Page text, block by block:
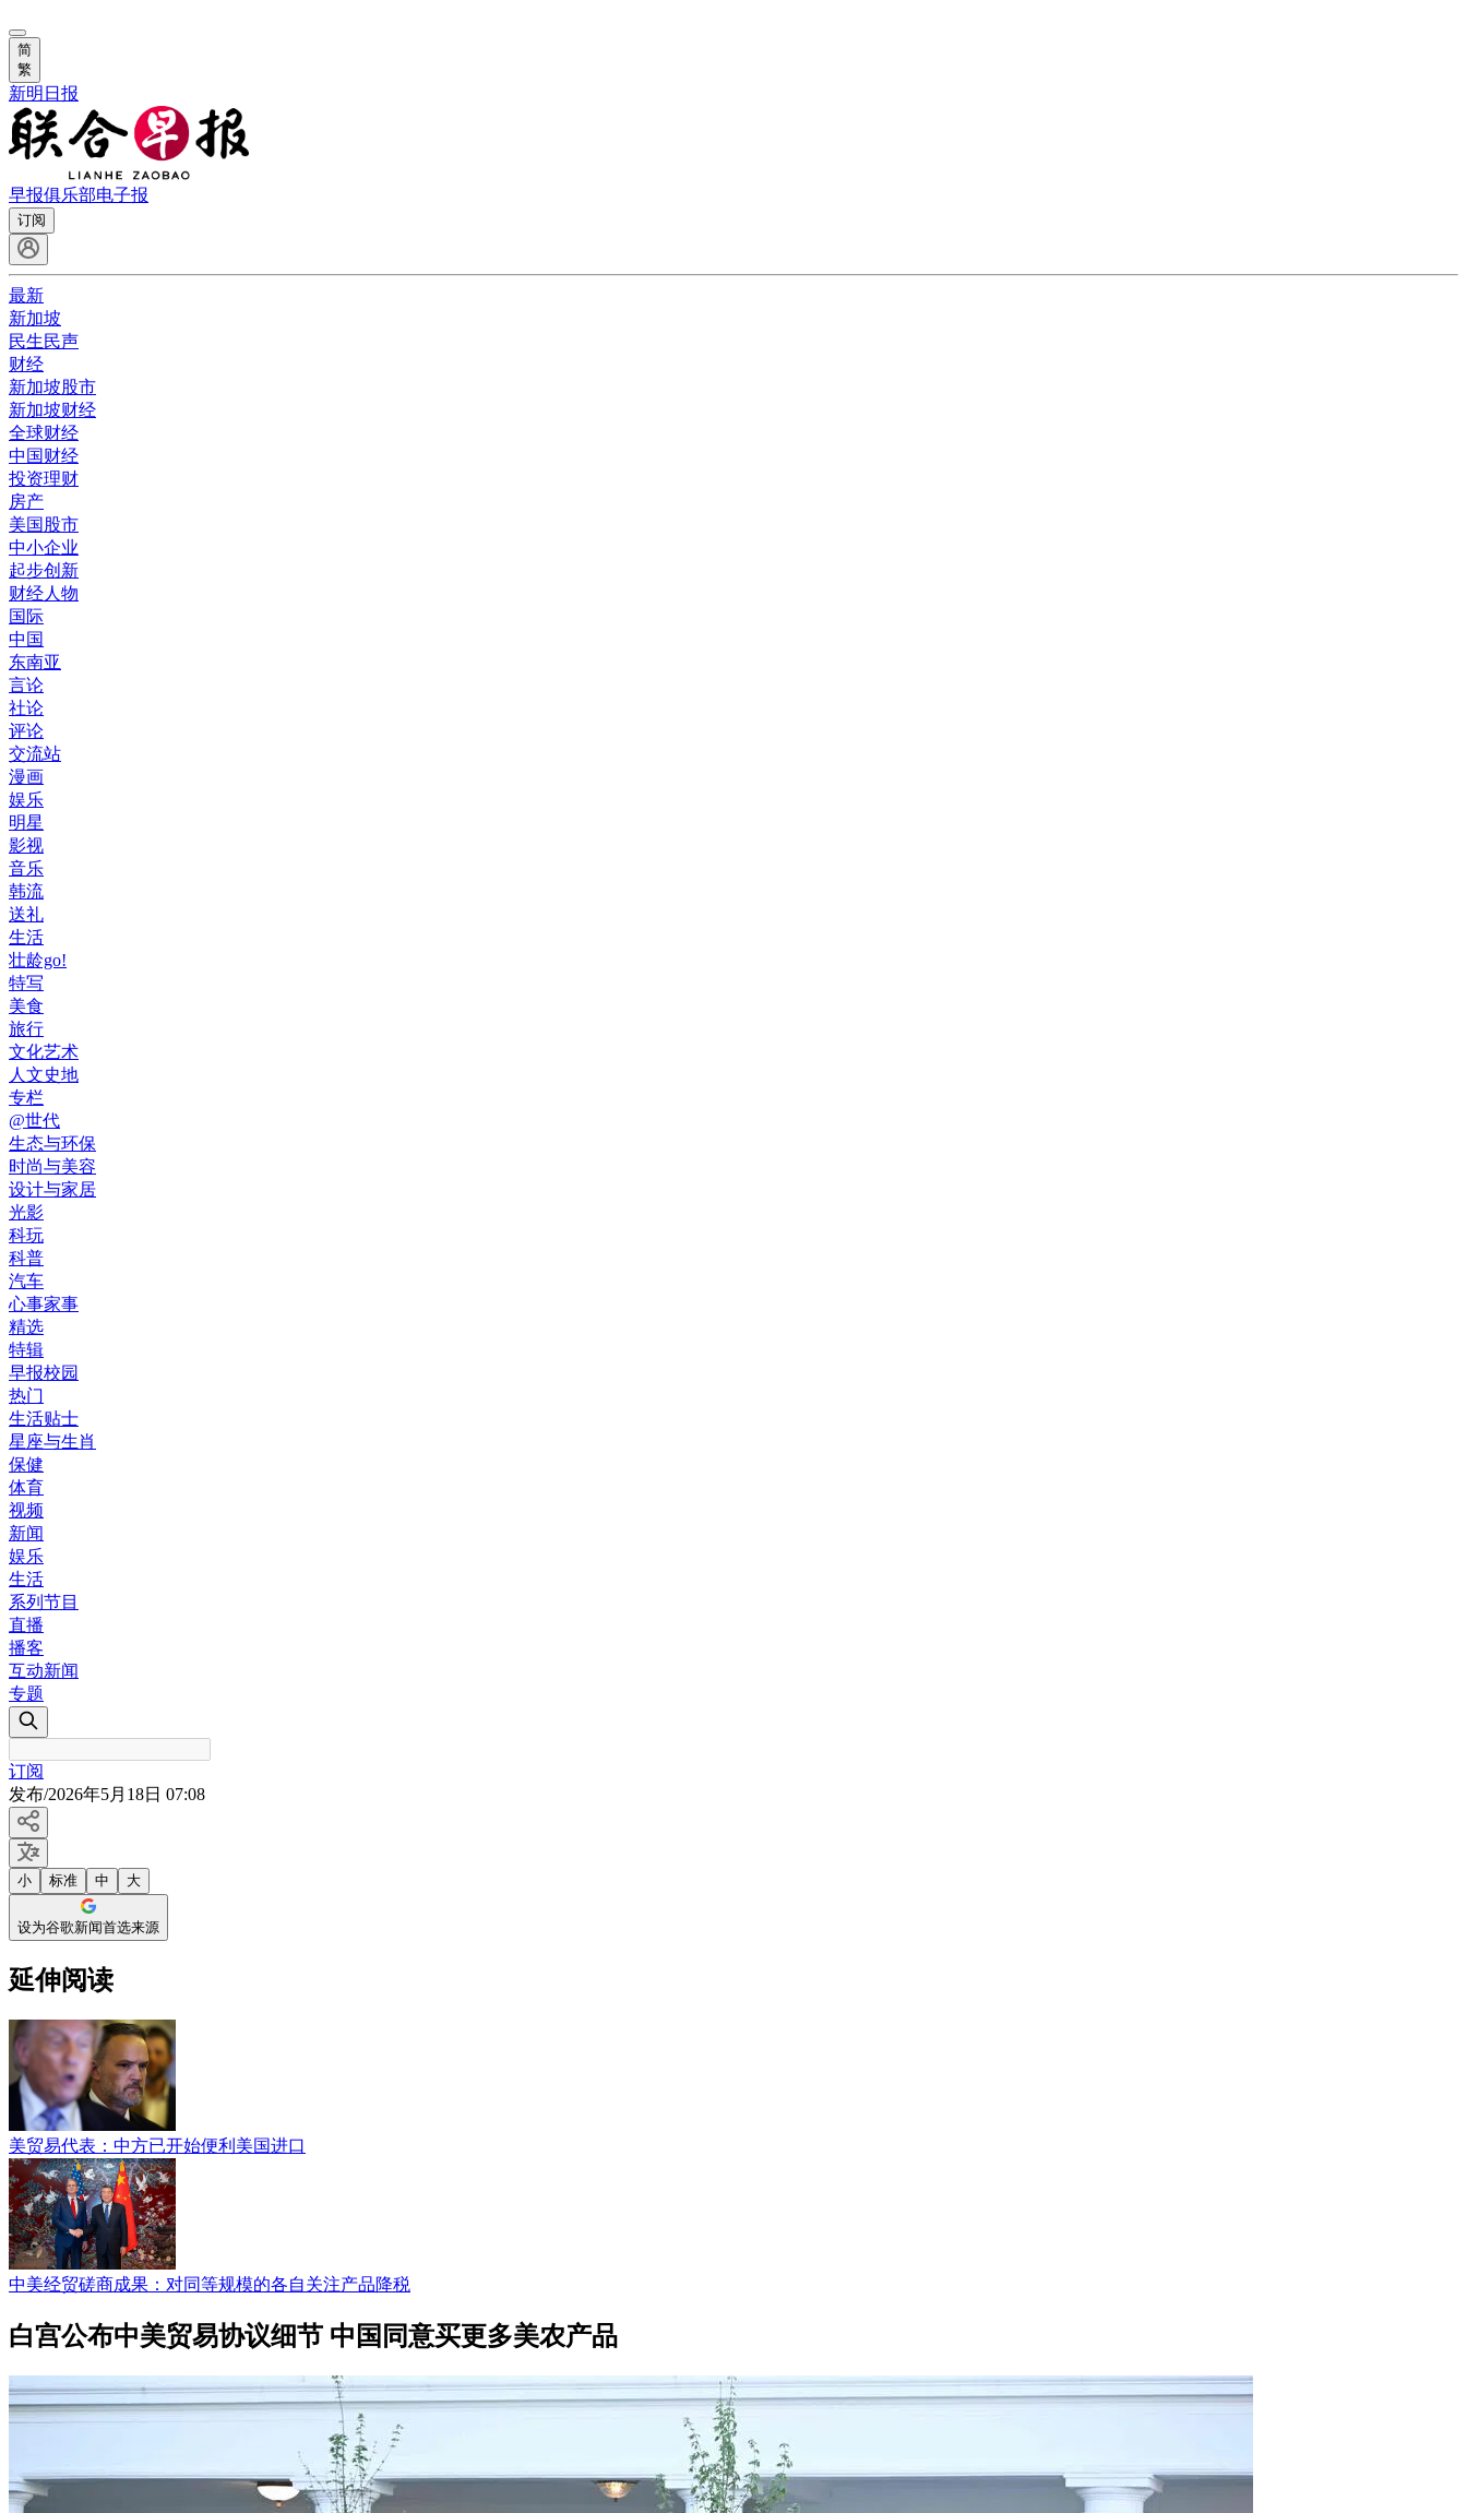
简
繁
新明日报
早报俱乐部电子报
订阅
最新
新加坡
民生民声
财经
新加坡股市
新加坡财经
全球财经
中国财经
投资理财
房产
美国股市
中小企业
起步创新
财经人物
国际
中国
东南亚
言论
社论
评论
交流站
漫画
娱乐
明星
影视
音乐
韩流
送礼
生活
壮龄go!
特写
美食
旅行
文化艺术
人文史地
专栏
@世代
生态与环保
时尚与美容
设计与家居
光影
科玩
科普
汽车
心事家事
精选
特辑
早报校园
热门
生活贴士
星座与生肖
保健
体育
视频
新闻
娱乐
生活
系列节目
直播
播客
互动新闻
专题
订阅
发布/2026年5月18日 07:08
小 标准 中 大
设为谷歌新闻首选来源
延伸阅读
美贸易代表：中方已开始便利美国进口
中美经贸磋商成果：对同等规模的各自关注产品降税
白宫公布中美贸易协议细节 中国同意买更多美农产品